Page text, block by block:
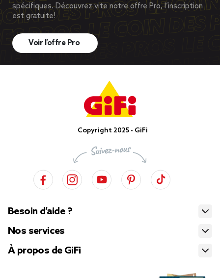
spécifiques. Découvrez vite notre offre Pro, l’inscription
est gratuite!
Voir l’offre Pro
Copyright 2025 - GiFi
Besoin d’aide ?
Nos services
À propos de GiFi